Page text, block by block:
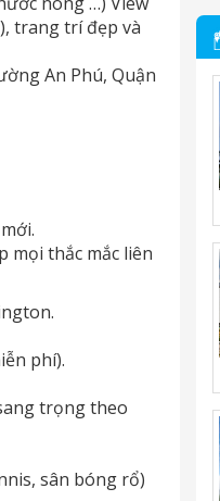
trang trí đẹp và
An Phú, Quận
mọi thắc mắc liên
phí).
trọng theo
sân bóng rổ)